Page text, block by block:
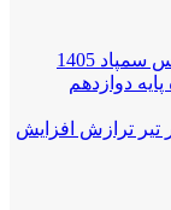
1405
دوازدهم
کنکور تیر ترازش افزایش